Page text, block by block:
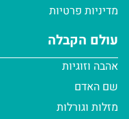
מדיניות פרטיות
עולם הקבלה
אהבה וזוגיות
שם האדם
מזלות וגורלות